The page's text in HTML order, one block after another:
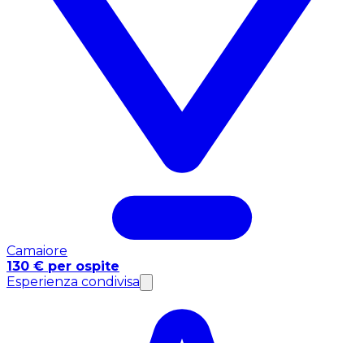
Camaiore
130 € per ospite
Esperienza condivisa